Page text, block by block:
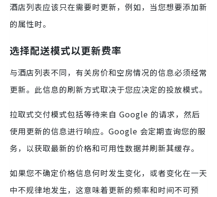
酒店列表应该只在需要时更新，例如，当您想要添加新
的属性时。
选择配送模式以更新费率
与酒店列表不同，有关房价和空房情况的信息必须经常
更新。此信息的刷新方式取决于您应决定的投放模式。
拉取式交付模式包括等待来自 Google 的请求，然后
使用更新的信息进行响应。Google 会定期查询您的服
务，以获取最新的价格和可用性数据并刷新其缓存。
如果您不确定价格信息何时发生变化，或者变化在一天
中不规律地发生，这意味着更新的频率和时间不可预